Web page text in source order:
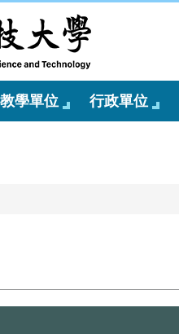
教學單位 行政單位